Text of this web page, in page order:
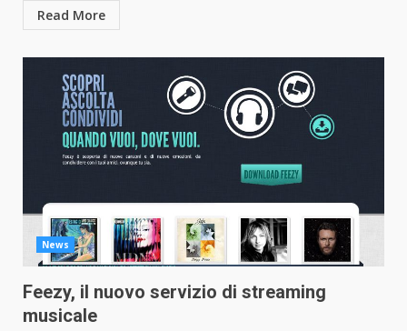
Read More
News
Feezy, il nuovo servizio di streaming
musicale